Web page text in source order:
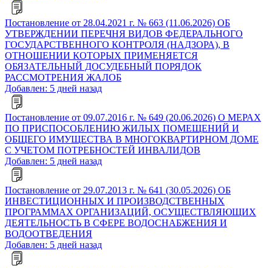
Постановление от 28.04.2021 г. № 663 (11.06.2026) ОБ
УТВЕРЖДЕНИИ ПЕРЕЧНЯ ВИДОВ ФЕДЕРАЛЬНОГО
ГОСУДАРСТВЕННОГО КОНТРОЛЯ (НАДЗОРА), В
ОТНОШЕНИИ КОТОРЫХ ПРИМЕНЯЕТСЯ
ОБЯЗАТЕЛЬНЫЙ ДОСУДЕБНЫЙ ПОРЯДОК
РАССМОТРЕНИЯ ЖАЛОБ
Добавлен: 5 дней назад
Постановление от 09.07.2016 г. № 649 (20.06.2026) О МЕРАХ
ПО ПРИСПОСОБЛЕНИЮ ЖИЛЫХ ПОМЕЩЕНИЙ И
ОБЩЕГО ИМУЩЕСТВА В МНОГОКВАРТИРНОМ ДОМЕ
С УЧЕТОМ ПОТРЕБНОСТЕЙ ИНВАЛИДОВ
Добавлен: 5 дней назад
Постановление от 29.07.2013 г. № 641 (30.05.2026) ОБ
ИНВЕСТИЦИОННЫХ И ПРОИЗВОДСТВЕННЫХ
ПРОГРАММАХ ОРГАНИЗАЦИЙ, ОСУЩЕСТВЛЯЮЩИХ
ДЕЯТЕЛЬНОСТЬ В СФЕРЕ ВОДОСНАБЖЕНИЯ И
ВОДООТВЕДЕНИЯ
Добавлен: 5 дней назад